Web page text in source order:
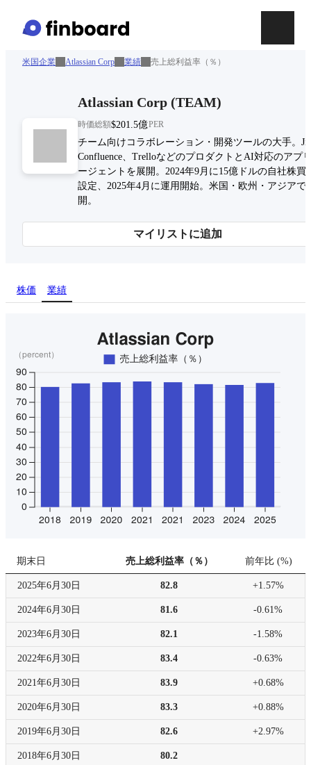
米国企業 Atlassian Corp 業績 売上総利益率（％）
Atlassian Corp (TEAM)
時価総額$201.5億PER
チーム向けコラボレーション・開発ツールの大手。
Confluence、TrelloなどのプロダクトとAI対応のアプ
ージェントを展開。2024年9月に15億ドルの自社株買
設定、2025年4月に運用開始。米国・欧州・アジアで
開。
マイリストに追加
株価 業績
期末日 売上総利益率（％） 前年比 (%)
2025年6月30日 82.8 +1.57%
2024年6月30日 81.6 -0.61%
2023年6月30日 82.1 -1.58%
2022年6月30日 83.4 -0.63%
2021年6月30日 83.9 +0.68%
2020年6月30日 83.3 +0.88%
2019年6月30日 82.6 +2.97%
2018年6月30日 80.2